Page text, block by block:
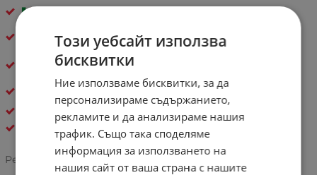
следвщият!
30 дни спокойствие
Естествена кожа
ДАМСКИ ЧАНТИ ОТ ЕСТЕСТВЕНА КОЖА
Pelletteria Italia
Рейтинг:
Този уебсайт използва
бисквитки
Ние използваме бисквитки, за да
персонализираме съдържанието,
рекламите и да анализираме нашия
трафик. Също така споделяме
информация за използването на
нашия сайт от ваша страна с нашите